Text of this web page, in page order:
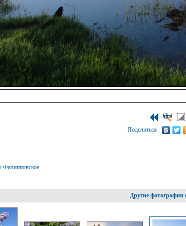
Поделиться
Филипповское
Другие фотографии